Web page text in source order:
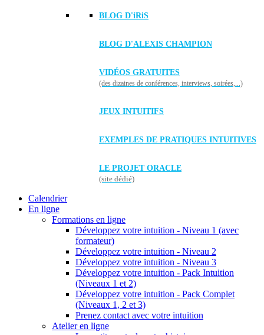
BLOG D'iRiS
BLOG D'ALEXIS CHAMPION
VIDÉOS GRATUITES
(des dizaines de conférences, interviews, soirées,...)
JEUX INTUITIFS
EXEMPLES DE PRATIQUES INTUITIVES
LE PROJET ORACLE
(site dédié)
Calendrier
En ligne
Formations en ligne
Développez votre intuition - Niveau 1 (avec
formateur)
Développez votre intuition - Niveau 2
Développez votre intuition - Niveau 3
Développez votre intuition - Pack Intuition
(Niveaux 1 et 2)
Développez votre intuition - Pack Complet
(Niveaux 1, 2 et 3)
Prenez contact avec votre intuition
Atelier en ligne